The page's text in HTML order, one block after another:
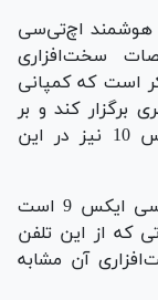
هوشمند اچ‌تی‌سی
سخت‌افزاری
است که کمپانی
خبری برگزار کند و بر
اساس شایعات، احتمالا از اچ‌تی‌سی ایکس 10 نیز در این
اچ‌تی‌سی ایکس 10 درواقع جانشین اچ‌تی‌سی ایکس 9 است
که از این تلفن
آن مشابه